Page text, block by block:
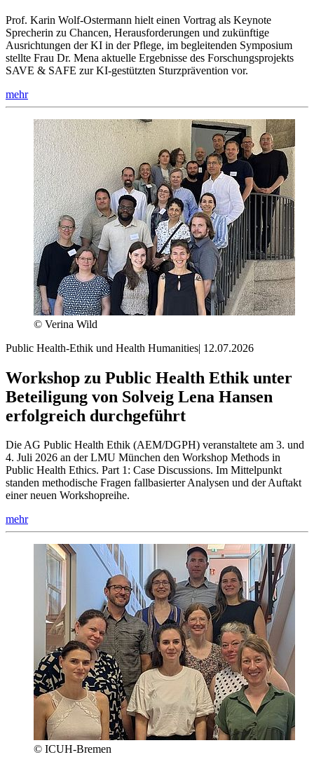
Prof. Karin Wolf-Ostermann hielt einen Vortrag als Keynote
Sprecherin zu Chancen, Herausforderungen und zukünftige
Ausrichtungen der KI in der Pflege, im begleitenden Symposium
stellte Frau Dr. Mena aktuelle Ergebnisse des Forschungsprojekts
SAVE & SAFE zur KI-gestützten Sturzprävention vor.
mehr
© Verina Wild
Public Health-Ethik und Health Humanities| 12.07.2026
Workshop zu Public Health Ethik unter
Beteiligung von Solveig Lena Hansen
erfolgreich durchgeführt
Die AG Public Health Ethik (AEM/DGPH) veranstaltete am 3. und
4. Juli 2026 an der LMU München den Workshop Methods in
Public Health Ethics. Part 1: Case Discussions. Im Mittelpunkt
standen methodische Fragen fallbasierter Analysen und der Auftakt
einer neuen Workshopreihe.
mehr
© ICUH-Bremen